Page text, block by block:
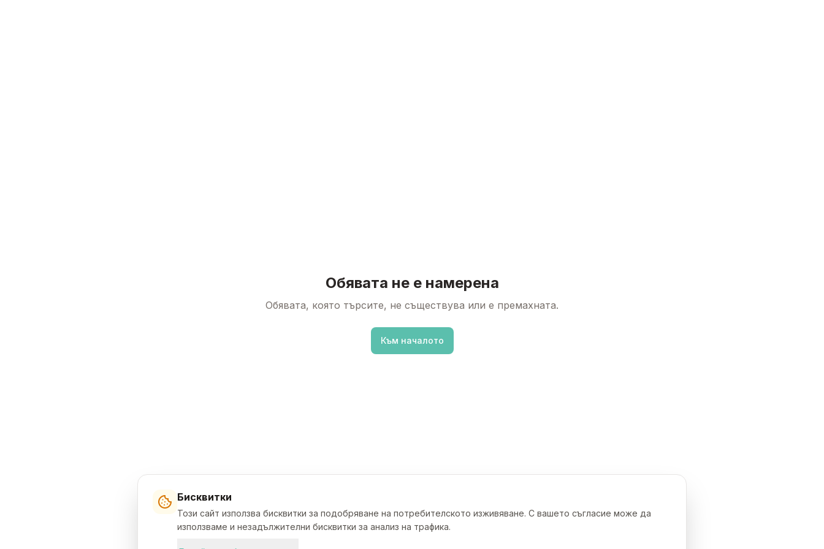
Обявата не е намерена
Обявата, която търсите, не съществува или е премахната.
Към началото
Бисквитки
Този сайт използва бисквитки за подобряване на потребителското изживяване. С вашето съгласие може да
използваме и незадължителни бисквитки за анализ на трафика.